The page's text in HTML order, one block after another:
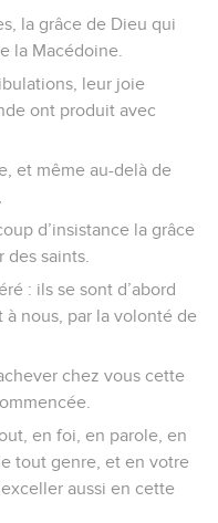
la grâce de Dieu qui
la Macédoine.
leur joie
ont produit avec
et même au-delà de
d’insistance la grâce
saints.
: ils se sont d’abord
à nous, par la volonté de
chez vous cette
en foi, en parole, en
tout genre, et en votre
aussi en cette